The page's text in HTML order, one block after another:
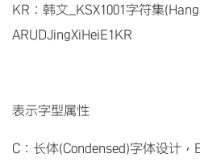
KR：韩文_KSX1001字符集
ARUDJingXiHeiE1KR
表示字型属性
C：长体(Condensed)字体设计，